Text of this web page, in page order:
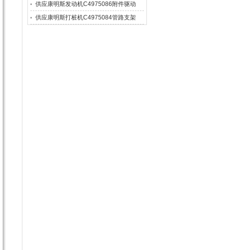
供应康明斯发动机C4975086附件驱动
供应康明斯打桩机C4975084管路支架